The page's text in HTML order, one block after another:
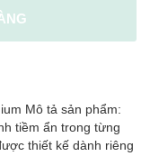
Mô tả sản phẩm:
tiềm ẩn trong từng
thiết kế dành riêng